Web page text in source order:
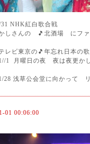
31 NHK紅白歌合戦
しさんの 🎵北酒場 にファ
レビ東京の🎵年忘れ日本の
1 月曜日の夜 夜は夜更か
28 浅草公会堂に向かって
01 00:06:00